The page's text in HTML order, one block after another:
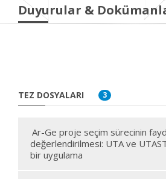
Duyurular &
TEZ DOSYALARI 3
Ar-Ge proje seçim sürecinin
değerlendirilmesi: UTA ve
bir uygulama